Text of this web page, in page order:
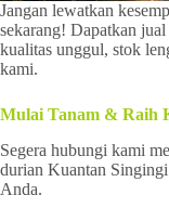
Jangan lewatkan
sekarang! Dapatkan
kualitas unggul, stok
kami.
Mulai Tanam & Raih
Segera hubungi kami
durian Kuantan
Anda.